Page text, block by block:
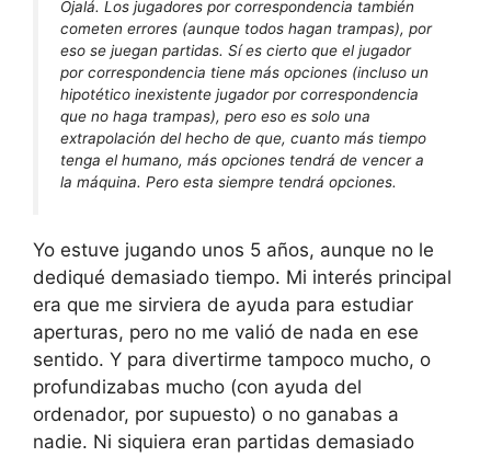
Ojalá. Los jugadores por correspondencia también
cometen errores (aunque todos hagan trampas), por
eso se juegan partidas. Sí es cierto que el jugador
por correspondencia tiene más opciones (incluso un
hipotético inexistente jugador por correspondencia
que no haga trampas), pero eso es solo una
extrapolación del hecho de que, cuanto más tiempo
tenga el humano, más opciones tendrá de vencer a
la máquina. Pero esta siempre tendrá opciones.
Yo estuve jugando unos 5 años, aunque no le
dediqué demasiado tiempo. Mi interés principal
era que me sirviera de ayuda para estudiar
aperturas, pero no me valió de nada en ese
sentido. Y para divertirme tampoco mucho, o
profundizabas mucho (con ayuda del
ordenador, por supuesto) o no ganabas a
nadie. Ni siquiera eran partidas demasiado